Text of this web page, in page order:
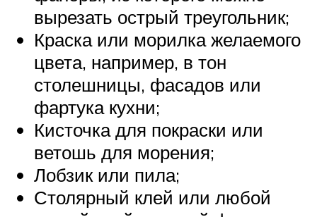
вырезать острый треугольник;
Краска или морилка желаемого
цвета, например, в тон
столешницы, фасадов или
фартука кухни;
Кисточка для покраски или
ветошь для морения;
Лобзик или пила;
Столярный клей или любой